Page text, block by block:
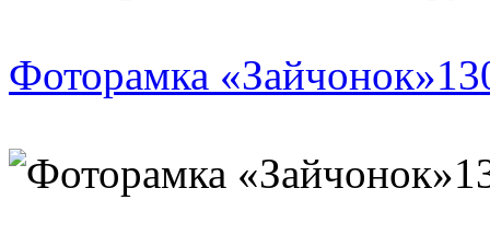
Фоторамка